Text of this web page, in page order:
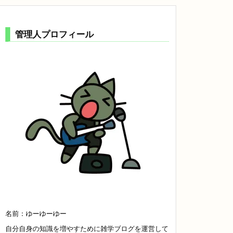
管理人プロフィール
名前：ゆーゆーゆー
自分自身の知識を増やすために雑学ブログを運営して